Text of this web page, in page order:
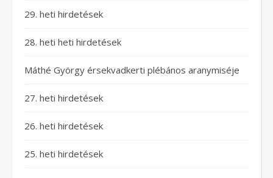
29. heti hirdetések
28. heti heti hirdetések
Máthé György érsekvadkerti plébános aranymiséje
27. heti hirdetések
26. heti hirdetések
25. heti hirdetések